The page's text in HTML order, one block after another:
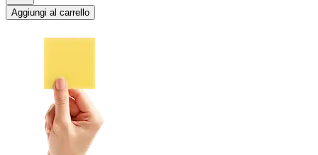
Aggiungi al carrello